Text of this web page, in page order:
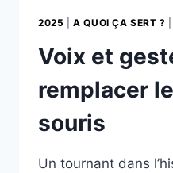
2025 |A QUOI ÇA SERT ?
Voix et
remplacer
souris
Un tournant dans